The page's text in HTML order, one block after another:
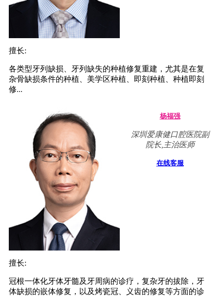
擅长:
各类型牙列缺损、牙列缺失的种植修复重建，尤其是在复
杂骨缺损条件的种植、美学区种植、即刻种植、种植即刻
修...
杨福强
深圳爱康健口腔医院副
院长,主治医师
在线客服
擅长:
冠根一体化牙体牙髓及牙周病的诊疗，复杂牙的拔除，牙
体缺损的嵌体修复，以及烤瓷冠、义齿的修复等方面的诊